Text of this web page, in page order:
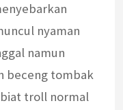
nyaman
namun
beceng tombak
troll normal